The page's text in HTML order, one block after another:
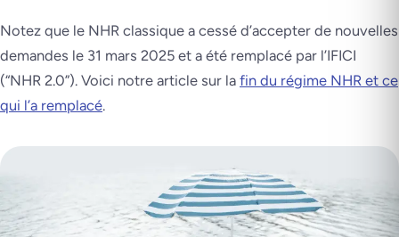
Notez que le NHR classique a cessé d’accepter de nouvelles
demandes le 31 mars 2025 et a été remplacé par l’IFICI
(“NHR 2.0”). Voici notre article sur la fin du régime NHR et ce
qui l’a remplacé.